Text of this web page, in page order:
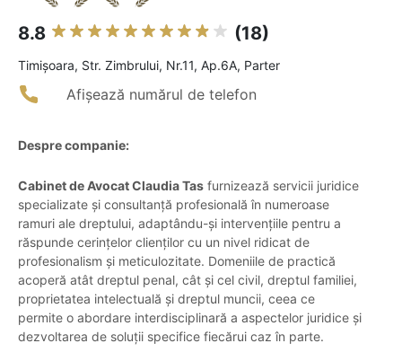
8.8 (18)
Timişoara, Str. Zimbrului, Nr.11, Ap.6A, Parter
Afișează numărul de telefon
Despre companie:
Cabinet de Avocat Claudia Tas furnizează servicii juridice
specializate și consultanță profesională în numeroase
ramuri ale dreptului, adaptându-și intervențiile pentru a
răspunde cerințelor clienților cu un nivel ridicat de
profesionalism și meticulozitate. Domeniile de practică
acoperă atât dreptul penal, cât și cel civil, dreptul familiei,
proprietatea intelectuală și dreptul muncii, ceea ce
permite o abordare interdisciplinară a aspectelor juridice și
dezvoltarea de soluții specifice fiecărui caz în parte.